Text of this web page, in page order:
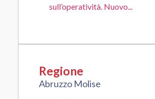
sull’operatività. Nuovo...
Regione
Abruzzo Molise